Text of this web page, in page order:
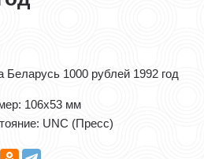
Беларусь 1000 рублей 1992 год
106x53 мм
UNC (Пресс)